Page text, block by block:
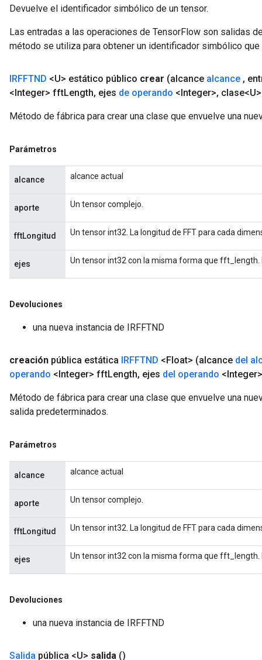
Devuelve el identificador simbólico de un tensor.
Las entradas a las operaciones de TensorFlow son salidas
método se utiliza para obtener un identificador simbólico
IRFFTND <U> estático público crear (alcance alcance ,
<Integer> fftLength, ejes de operando <Integer>,
Método de fábrica para crear una clase que envuelve una
Parámetros
alcance alcance actual
aporte Un tensor complejo.
fftLongitud Un tensor int32. La longitud de FFT para cada
ejes Un tensor int32 con la misma forma que
Devoluciones
una nueva instancia de IRFFTND
creación pública estática IRFFTND <Float> (alcance del
operando <Integer> fftLength, ejes del operando
Método de fábrica para crear una clase que envuelve una
salida predeterminados.
Parámetros
alcance alcance actual
aporte Un tensor complejo.
fftLongitud Un tensor int32. La longitud de FFT para cada
ejes Un tensor int32 con la misma forma que
Devoluciones
una nueva instancia de IRFFTND
Salida pública <U> salida ()